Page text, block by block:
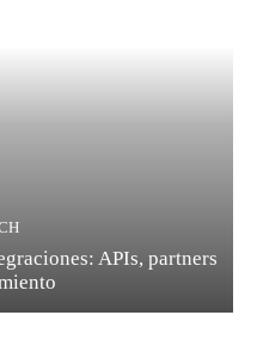
APIs, partners